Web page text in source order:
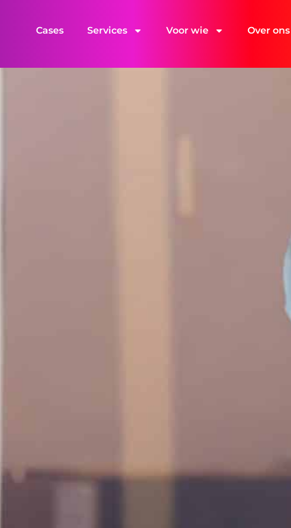
Cases Services Voor wie Over ons